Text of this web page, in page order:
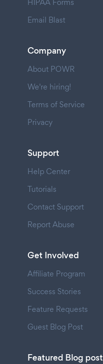
HIPAA Forms
Email Blast
Company
About POWR
We're hiring!
Terms of Service
Privacy
Support
Help Center
Tutorials
Contact Support
Report Abuse
Get Involved
Affiliate Program
Success Stories
Feature Requests
Guest Blog Post
Featured Blog post